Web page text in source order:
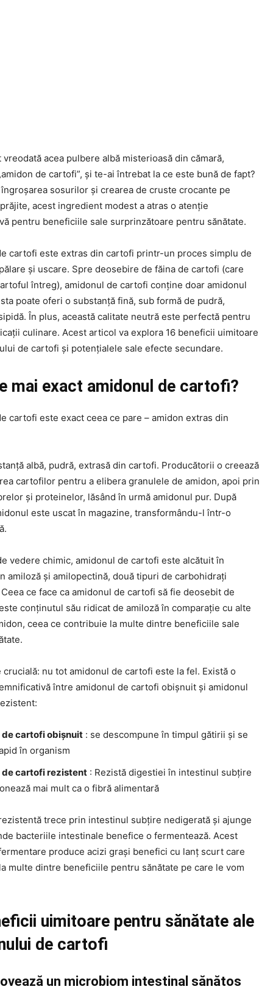
vreodată acea pulbere albă misterioasă din cămară,
de cartofi”, și te-ai întrebat la ce este bună de fapt?
sosurilor și crearea de cruste crocante pe
acest ingredient modest a atras o atenție
pentru beneficiile sale surprinzătoare pentru sănătate.
cartofi este extras din cartofi printr-un proces simplu de
și uscare. Spre deosebire de făina de cartofi (care
întreg), amidonul de cartofi conține doar amidonul
poate oferi o substanță fină, sub formă de pudră,
În plus, această calitate neutră este perfectă pentru
culinare. Acest articol va explora 16 beneficii uimitoare
de cartofi și potențialele sale efecte secundare.
mai exact amidonul de cartofi?
cartofi este exact ceea ce pare – amidon extras din
albă, pudră, extrasă din cartofi. Producătorii o creează
cartofilor pentru a elibera granulele de amidon, apoi prin
și proteinelor, lăsând în urmă amidonul pur. După
este uscat în magazine, transformându-l într-o
vedere chimic, amidonul de cartofi este alcătuit în
amiloză și amilopectină, două tipuri de carbohidrați
ce face ca amidonul de cartofi să fie deosebit de
conținutul său ridicat de amiloză în comparație cu alte
ceea ce contribuie la multe dintre beneficiile sale
crucială: nu tot amidonul de cartofi este la fel. Există o
între amidonul de cartofi obișnuit și amidonul
de cartofi obișnuit : se descompune în timpul gătirii și se
în organism
de cartofi rezistent : Rezistă digestiei în intestinul subțire
mai mult ca o fibră alimentară
trece prin intestinul subțire nedigerată și ajunge
bacteriile intestinale benefice o fermentează. Acest
produce acizi grași benefici cu lanț scurt care
multe dintre beneficiile pentru sănătate pe care le vom
uimitoare pentru sănătate ale
de cartofi
un microbiom intestinal sănătos